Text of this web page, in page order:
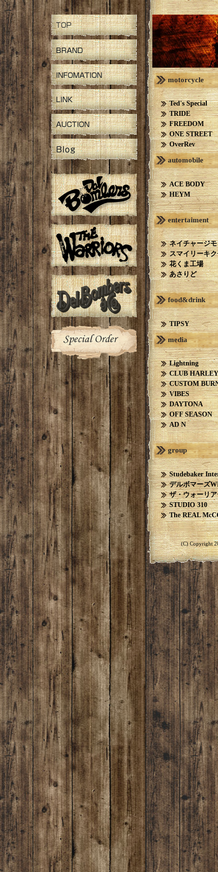
motorcycle
Ted's Special
TRIDE
FREEDOM
ONE STREET
OverRev
automobile
ACE BODY
HEYM
entertaiment
ネイチャージ
スマイリーキ
花くま工場
あさりど
food&drink
TIPSY
media
Lightning
CLUB HARLEY
CUSTOM
VIBES
DAYTONA
OFF SEASON
AD N
group
Studebaker
デルボマーズ
ザ・ウォーリ
STUDIO 310
The REAL
(C) Copyright